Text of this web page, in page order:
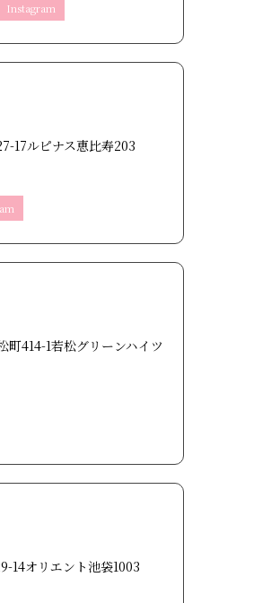
Instagram
17ルピナス恵比寿203
町414-1若松グリーンハイツ
14オリエント池袋1003